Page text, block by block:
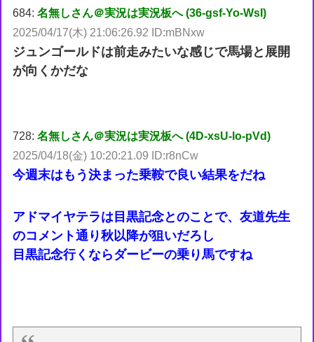
684:名無しさん＠実況は実況板へ (36-gsf-Yo-WsI)
2025/04/17(木) 21:06:26.92 ID:mBNxw
ジュンゴールドは前走みたいな感じで馬場と展開
が向くかだな
728:名無しさん＠実況は実況板へ (4D-xsU-lo-pVd)
2025/04/18(金) 10:20:21.09 ID:r8nCw
今週末はもう決まった乗鞍で良い結果をだね
アドマイヤテラは目黒記念とのことで、友道先生
のコメント通り秋以降が狙いだろし
目黒記念行くならダービーの乗り馬ですね